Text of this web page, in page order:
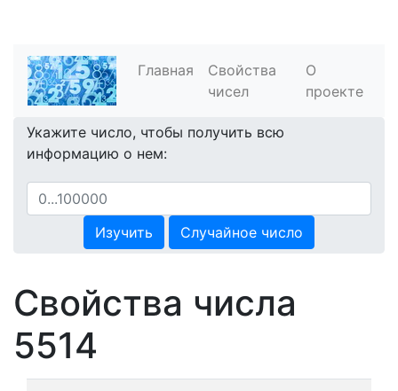
Главная
Свойства
чисел
О
проекте
Укажите число, чтобы получить всю
информацию о нем:
Изучить Случайное число
Свойства числа
5514